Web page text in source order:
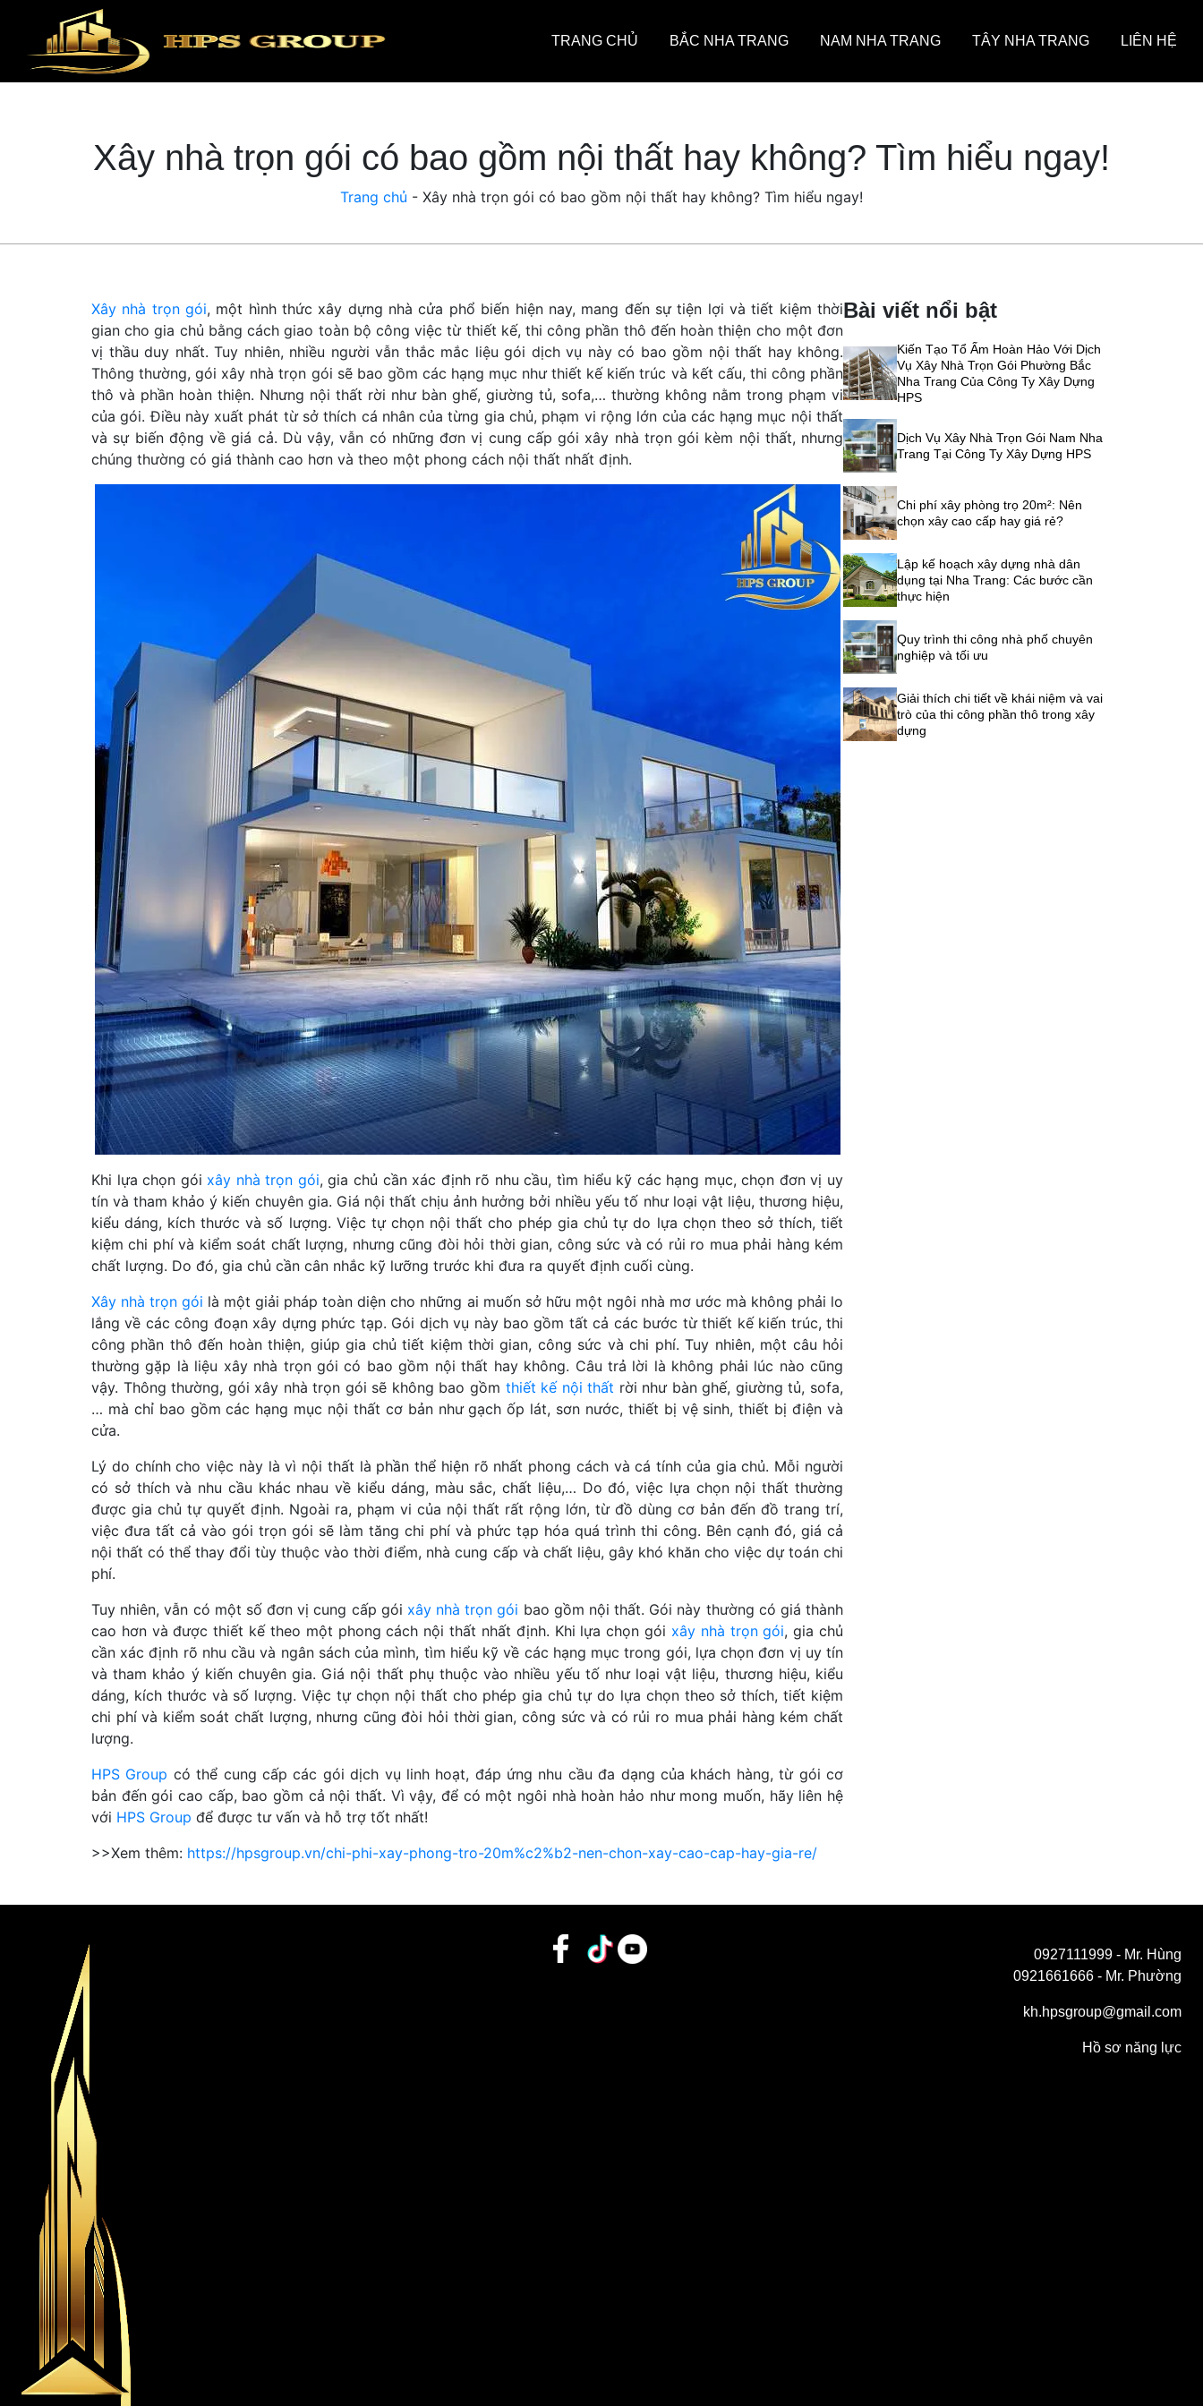
TRANG CHỦ BẮC NHA TRANG NAM NHA TRANG TÂY NHA TRANG LIÊN HỆ
Xây nhà trọn gói có bao gồm nội thất hay không? Tìm hiểu ngay!
Trang chủ - Xây nhà trọn gói có bao gồm nội thất hay không? Tìm hiểu ngay!
Xây nhà trọn gói, một hình thức xây dựng nhà cửa phổ biến hiện nay, mang đến sự tiện lợi và tiết kiệm thời
gian cho gia chủ bằng cách giao toàn bộ công việc từ thiết kế, thi công phần thô đến hoàn thiện cho một đơn
vị thầu duy nhất. Tuy nhiên, nhiều người vẫn thắc mắc liệu gói dịch vụ này có bao gồm nội thất hay không.
Thông thường, gói xây nhà trọn gói sẽ bao gồm các hạng mục như thiết kế kiến trúc và kết cấu, thi công phần
thô và phần hoàn thiện. Nhưng nội thất rời như bàn ghế, giường tủ, sofa,… thường không nằm trong phạm vi
của gói. Điều này xuất phát từ sở thích cá nhân của từng gia chủ, phạm vi rộng lớn của các hạng mục nội thất
và sự biến động về giá cả. Dù vậy, vẫn có những đơn vị cung cấp gói xây nhà trọn gói kèm nội thất, nhưng
chúng thường có giá thành cao hơn và theo một phong cách nội thất nhất định.
Khi lựa chọn gói xây nhà trọn gói, gia chủ cần xác định rõ nhu cầu, tìm hiểu kỹ các hạng mục, chọn đơn vị uy
tín và tham khảo ý kiến chuyên gia. Giá nội thất chịu ảnh hưởng bởi nhiều yếu tố như loại vật liệu, thương hiệu,
kiểu dáng, kích thước và số lượng. Việc tự chọn nội thất cho phép gia chủ tự do lựa chọn theo sở thích, tiết
kiệm chi phí và kiểm soát chất lượng, nhưng cũng đòi hỏi thời gian, công sức và có rủi ro mua phải hàng kém
chất lượng. Do đó, gia chủ cần cân nhắc kỹ lưỡng trước khi đưa ra quyết định cuối cùng.
Xây nhà trọn gói là một giải pháp toàn diện cho những ai muốn sở hữu một ngôi nhà mơ ước mà không phải lo
lắng về các công đoạn xây dựng phức tạp. Gói dịch vụ này bao gồm tất cả các bước từ thiết kế kiến trúc, thi
công phần thô đến hoàn thiện, giúp gia chủ tiết kiệm thời gian, công sức và chi phí. Tuy nhiên, một câu hỏi
thường gặp là liệu xây nhà trọn gói có bao gồm nội thất hay không. Câu trả lời là không phải lúc nào cũng
vậy. Thông thường, gói xây nhà trọn gói sẽ không bao gồm thiết kế nội thất rời như bàn ghế, giường tủ, sofa,
… mà chỉ bao gồm các hạng mục nội thất cơ bản như gạch ốp lát, sơn nước, thiết bị vệ sinh, thiết bị điện và
cửa.
Lý do chính cho việc này là vì nội thất là phần thể hiện rõ nhất phong cách và cá tính của gia chủ. Mỗi người
có sở thích và nhu cầu khác nhau về kiểu dáng, màu sắc, chất liệu,… Do đó, việc lựa chọn nội thất thường
được gia chủ tự quyết định. Ngoài ra, phạm vi của nội thất rất rộng lớn, từ đồ dùng cơ bản đến đồ trang trí,
việc đưa tất cả vào gói trọn gói sẽ làm tăng chi phí và phức tạp hóa quá trình thi công. Bên cạnh đó, giá cả
nội thất có thể thay đổi tùy thuộc vào thời điểm, nhà cung cấp và chất liệu, gây khó khăn cho việc dự toán chi
phí.
Tuy nhiên, vẫn có một số đơn vị cung cấp gói xây nhà trọn gói bao gồm nội thất. Gói này thường có giá thành
cao hơn và được thiết kế theo một phong cách nội thất nhất định. Khi lựa chọn gói xây nhà trọn gói, gia chủ
cần xác định rõ nhu cầu và ngân sách của mình, tìm hiểu kỹ về các hạng mục trong gói, lựa chọn đơn vị uy tín
và tham khảo ý kiến chuyên gia. Giá nội thất phụ thuộc vào nhiều yếu tố như loại vật liệu, thương hiệu, kiểu
dáng, kích thước và số lượng. Việc tự chọn nội thất cho phép gia chủ tự do lựa chọn theo sở thích, tiết kiệm
chi phí và kiểm soát chất lượng, nhưng cũng đòi hỏi thời gian, công sức và có rủi ro mua phải hàng kém chất
lượng.
HPS Group có thể cung cấp các gói dịch vụ linh hoạt, đáp ứng nhu cầu đa dạng của khách hàng, từ gói cơ
bản đến gói cao cấp, bao gồm cả nội thất. Vì vậy, để có một ngôi nhà hoàn hảo như mong muốn, hãy liên hệ
với HPS Group để được tư vấn và hỗ trợ tốt nhất!
>>Xem thêm: https://hpsgroup.vn/chi-phi-xay-phong-tro-20m%c2%b2-nen-chon-xay-cao-cap-hay-gia-re/
Bài viết nổi bật
Kiến Tạo Tổ Ấm Hoàn Hảo Với Dịch
Vụ Xây Nhà Trọn Gói Phường Bắc
Nha Trang Của Công Ty Xây Dựng
HPS
Dịch Vụ Xây Nhà Trọn Gói Nam Nha
Trang Tại Công Ty Xây Dựng HPS
Chi phí xây phòng trọ 20m²: Nên
chọn xây cao cấp hay giá rẻ?
Lập kế hoạch xây dựng nhà dân
dụng tại Nha Trang: Các bước cần
thực hiện
Quy trình thi công nhà phố chuyên
nghiệp và tối ưu
Giải thích chi tiết về khái niệm và vai
trò của thi công phần thô trong xây
dựng
0927111999 - Mr. Hùng
0921661666 - Mr. Phường
kh.hpsgroup@gmail.com
Hồ sơ năng lực